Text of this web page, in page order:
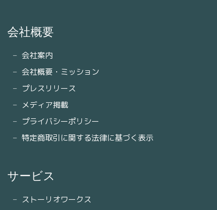
会社概要
会社案内
会社概要・ミッション
プレスリリース
メディア掲載
プライバシーポリシー
特定商取引に関する法律に基づく表示
サービス
ストーリオワークス